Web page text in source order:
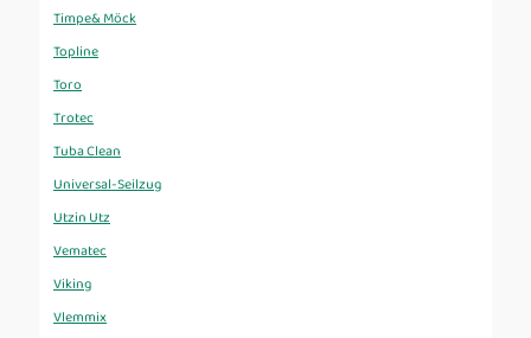
Timpe& Möck
Topline
Toro
Trotec
Tuba Clean
Universal-Seilzug
Utzin Utz
Vematec
Viking
Vlemmix